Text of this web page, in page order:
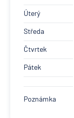
Úterý
Středa
Čtvrtek
Pátek
Poznámka